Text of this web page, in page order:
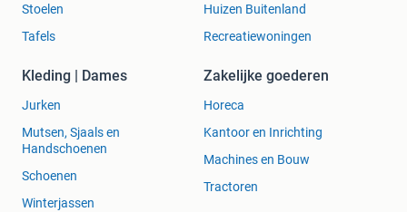
Stoelen
Tafels
Huizen Buitenland
Recreatiewoningen
Kleding | Dames
Jurken
Mutsen, Sjaals en
Handschoenen
Schoenen
Winterjassen
Zakelijke goederen
Horeca
Kantoor en Inrichting
Machines en Bouw
Tractoren